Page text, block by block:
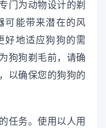
门为动物设计的剃
可能带来潜在的风
好地适应狗狗的需
狗狗剃毛前，请确
以确保您的狗狗的
任务。使用以人用